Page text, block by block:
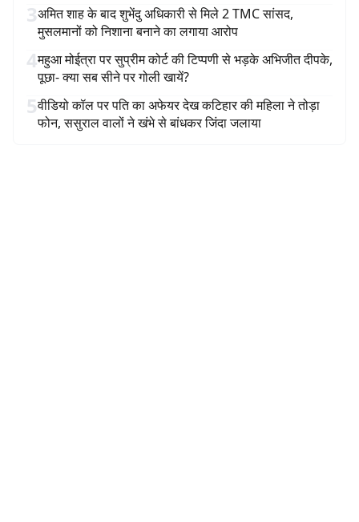
3अमित शाह के बाद शुभेंदु अधिकारी से मिले 2 TMC सांसद,
मुसलमानों को निशाना बनाने का लगाया आरोप
4महुआ मोईत्रा पर सुप्रीम कोर्ट की टिप्पणी से भड़के अभिजीत दीपके,
पूछा- क्या सब सीने पर गोली खायें?
5वीडियो कॉल पर पति का अफेयर देख कटिहार की महिला ने तोड़ा
फोन, ससुराल वालों ने खंभे से बांधकर जिंदा जलाया